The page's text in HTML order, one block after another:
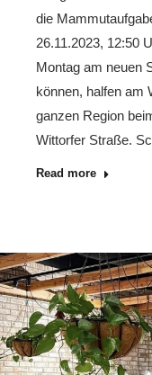
die
26.11.2023, 12:50
Montag am neuen
können, halfen am
ganzen Region
Wittorfer Straße.
Read more